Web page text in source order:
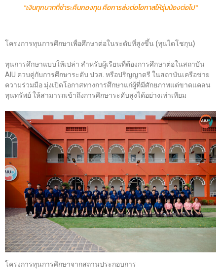
"เงินทุกบาทที่ชำระคืนกองทุน คือการส่งต่อโอกาสให้รุ่นน้องต่อไป"
โครงการทุนการศึกษาเพื่อศึกษาต่อในระดับที่สูงขึ้น (ทุนไดโชกุน)
ทุนการศึกษาแบบให้เปล่า สำหรับผู้เรียนที่ต้องการศึกษาต่อในสถาบัน
AIU ควบคู่กับการศึกษาระดับ ปวส. หรือปริญญาตรี ในสถาบันเครือข่าย
ความร่วมมือ มุ่งเปิดโอกาสทางการศึกษาแก่ผู้ที่มีศักยภาพแต่ขาดแคลน
ทุนทรัพย์ ให้สามารถเข้าถึงการศึกษาระดับสูงได้อย่างเท่าเทียม
โครงการทุนการศึกษาจากสถานประกอบการ